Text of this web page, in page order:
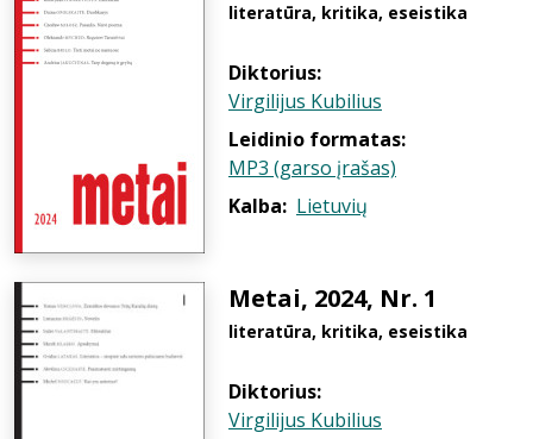
literatūra, kritika, eseistika
Diktorius:
Virgilijus Kubilius
Leidinio formatas:
MP3 (garso įrašas)
Kalba: Lietuvių
Metai, 2024, Nr. 1
literatūra, kritika, eseistika
Diktorius:
Virgilijus Kubilius